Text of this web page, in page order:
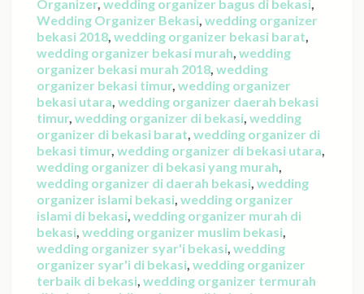
Organizer, wedding organizer bagus di bekasi,
Wedding Organizer Bekasi, wedding organizer
bekasi 2018, wedding organizer bekasi barat,
wedding organizer bekasi murah, wedding
organizer bekasi murah 2018, wedding
organizer bekasi timur, wedding organizer
bekasi utara, wedding organizer daerah bekasi
timur, wedding organizer di bekasi, wedding
organizer di bekasi barat, wedding organizer di
bekasi timur, wedding organizer di bekasi utara,
wedding organizer di bekasi yang murah,
wedding organizer di daerah bekasi, wedding
organizer islami bekasi, wedding organizer
islami di bekasi, wedding organizer murah di
bekasi, wedding organizer muslim bekasi,
wedding organizer syar'i bekasi, wedding
organizer syar'i di bekasi, wedding organizer
terbaik di bekasi, wedding organizer termurah